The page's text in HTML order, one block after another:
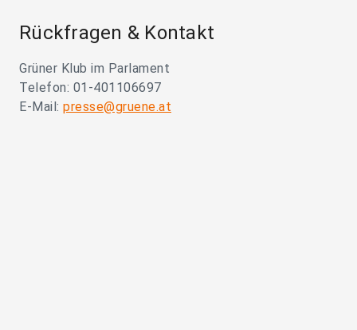
Rückfragen & Kontakt
Grüner Klub im Parlament
Telefon: 01-401106697
E-Mail: presse@gruene.at